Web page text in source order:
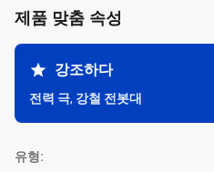
제품 맞춤 속성
강조하다
전력 극, 강철 전봇대
유형: